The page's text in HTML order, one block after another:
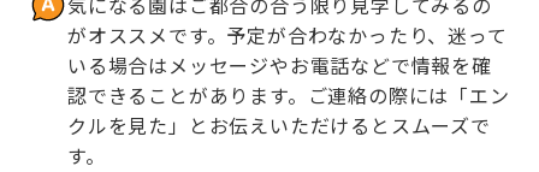
がオススメです。予定が合わなかったり、迷って
いる場合はメッセージやお電話などで情報を確
認できることがあります。ご連絡の際には「エン
クルを見た」とお伝えいただけるとスムーズで
す。